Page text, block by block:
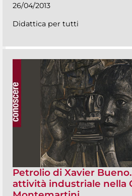
26/04/2013
Didattica per tutti
Petrolio di Xavier
attività industriale nella